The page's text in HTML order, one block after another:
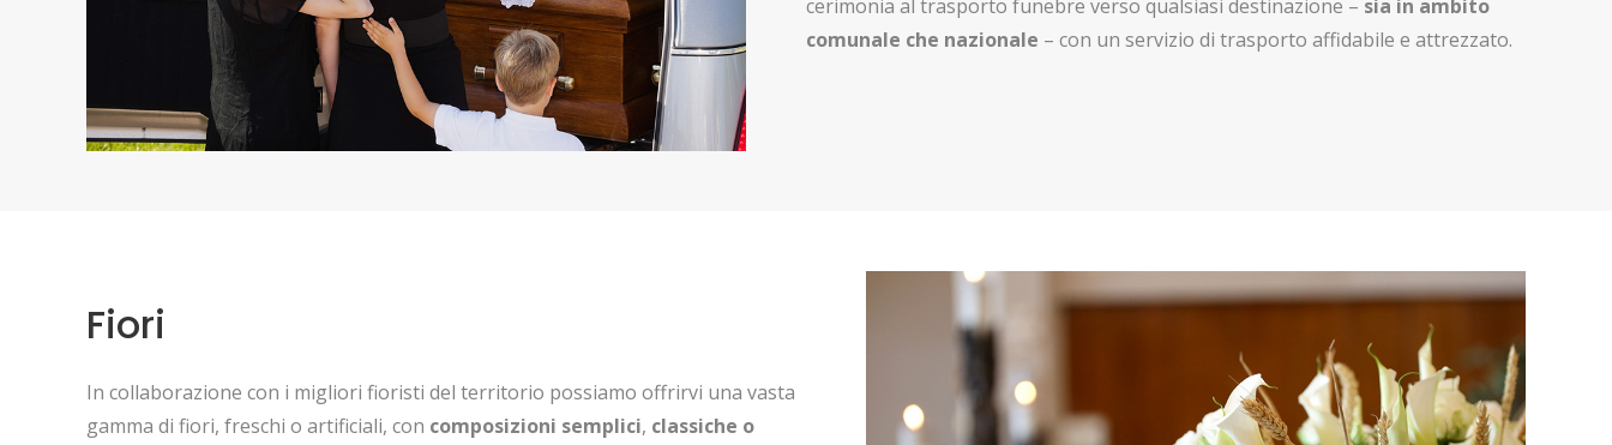
cerimonia al trasporto funebre verso qualsiasi destinazione – sia in ambito
comunale che nazionale – con un servizio di trasporto affidabile e attrezzato.
Fiori
In collaborazione con i migliori fioristi del territorio possiamo offrirvi una vasta
gamma di fiori, freschi o artificiali, con composizioni semplici, classiche o